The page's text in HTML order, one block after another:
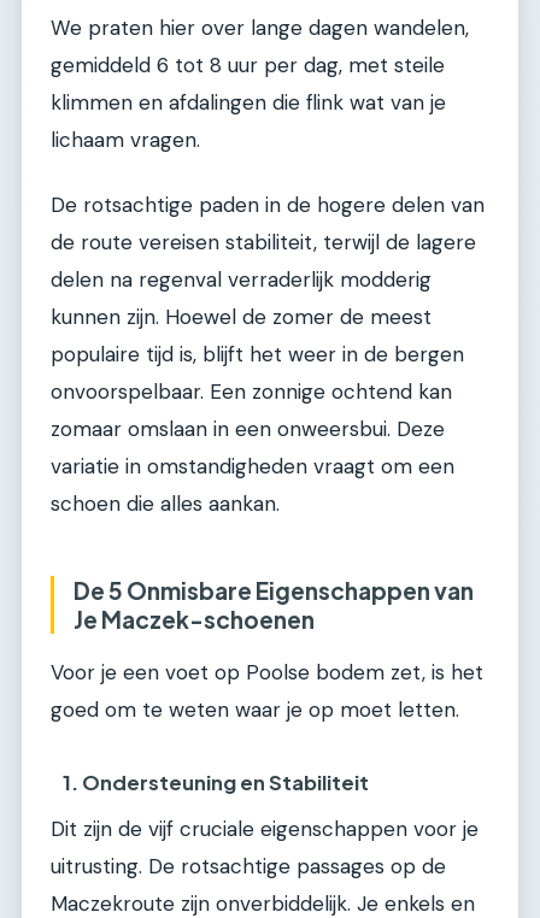
We praten hier over lange dagen wandelen,
gemiddeld 6 tot 8 uur per dag, met steile
klimmen en afdalingen die flink wat van je
lichaam vragen.
De rotsachtige paden in de hogere delen van
de route vereisen stabiliteit, terwijl de lagere
delen na regenval verraderlijk modderig
kunnen zijn. Hoewel de zomer de meest
populaire tijd is, blijft het weer in de bergen
onvoorspelbaar. Een zonnige ochtend kan
zomaar omslaan in een onweersbui. Deze
variatie in omstandigheden vraagt om een
schoen die alles aankan.
De 5 Onmisbare Eigenschappen van
Je Maczek-schoenen
Voor je een voet op Poolse bodem zet, is het
goed om te weten waar je op moet letten.
1. Ondersteuning en Stabiliteit
Dit zijn de vijf cruciale eigenschappen voor je
uitrusting. De rotsachtige passages op de
Maczekroute zijn onverbiddelijk. Je enkels en